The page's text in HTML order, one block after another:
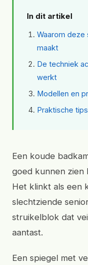
In dit artikel
Waarom deze
maakt
De techniek
werkt
Modellen en
Praktische
Een koude
goed kunnen zien
Het klinkt als een
slechtziende
struikelblok dat
aantast.
Een spiegel met